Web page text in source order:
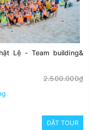
Lệ - Team building&
2.500.000₫
ĐẶT TOUR